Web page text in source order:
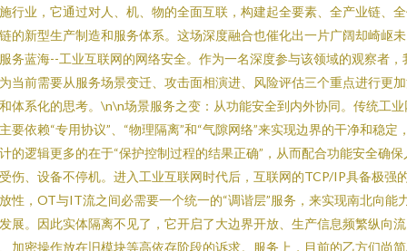
行业，它通过对人、机、物的全面互联，构建起全要素、全产业链、
的新型生产制造和服务体系。这场深度融合也催化出一片广阔却崎岖
务蓝海--工业互联网的网络安全。作为一名深度参与该领域的观察者，
当前需要从服务场景变迁、攻击面相演进、风险评估三个重点进行更
体系化的思考。\n\n场景服务之变：从功能安全到内外协同。传统工业
要依赖“专用协议”、“物理隔离”和“气隙网络”来实现边界的干净和稳定
的逻辑更多的在于“保护控制过程的结果正确”，从而配合功能安全确保
伤、设备不停机。进入工业互联网时代后，互联网的TCP/IP具备极强
性，OT与IT流之间必需要一个统一的“调谐层”服务，来实现南北向能
展。因此实体隔离不见了，它开启了大边界开放、生产信息频繁纵向流
加密操作放在旧模块等高依存阶段的诉求。服务上，目前的乙方们尚